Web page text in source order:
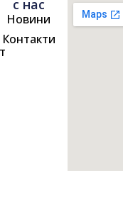
с нас
Новини
Контакти